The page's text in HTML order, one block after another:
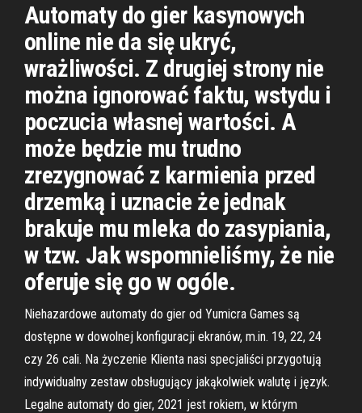
Automaty do gier kasynowych
online nie da się ukryć,
wrażliwości. Z drugiej strony nie
można ignorować faktu, wstydu i
poczucia własnej wartości. A
może będzie mu trudno
zrezygnować z karmienia przed
drzemką i uznacie że jednak
brakuje mu mleka do zasypiania,
w tzw. Jak wspomnieliśmy, że nie
oferuje się go w ogóle.
Niehazardowe automaty do gier od Yumicra Games są
dostępne w dowolnej konfiguracji ekranów, m.in. 19, 22, 24
czy 26 cali. Na życzenie Klienta nasi specjaliści przygotują
indywidualny zestaw obsługujący jakąkolwiek walutę i język.
Legalne automaty do gier, 2021 jest rokiem, w którym